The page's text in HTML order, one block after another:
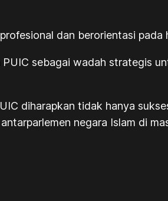
dan berorientasi pada
sebagai wadah strategis
diharapkan tidak hanya
negara Islam di